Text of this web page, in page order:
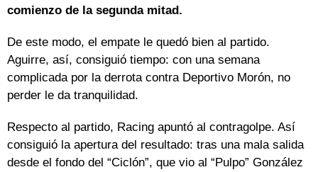
comienzo de la segunda mitad.
De este modo, el empate le quedó bien al partido.
Aguirre, así, consiguió tiempo: con una semana
complicada por la derrota contra Deportivo Morón, no
perder le da tranquilidad.
Respecto al partido, Racing apuntó al contragolpe. Así
consiguió la apertura del resultado: tras una mala salida
desde el fondo del “Ciclón”, que vio al “Pulpo” González